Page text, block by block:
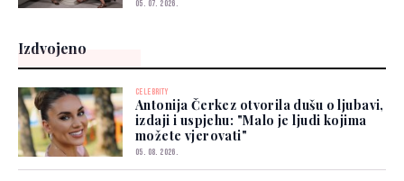
05. 07. 2026.
Izdvojeno
CELEBRITY
Antonija Čerkez otvorila dušu o ljubavi,
izdaji i uspjehu: "Malo je ljudi kojima
možete vjerovati"
05. 08. 2026.